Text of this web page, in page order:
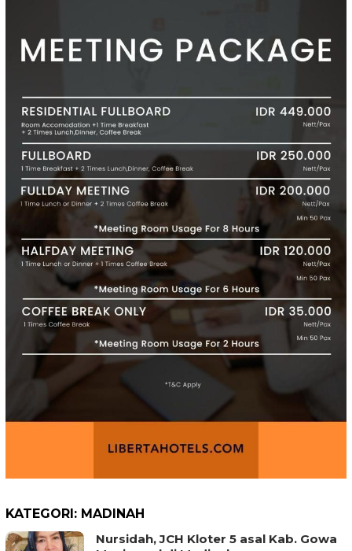
KATEGORI: MADINAH
Nursidah, JCH Kloter 5 asal Kab. Gowa